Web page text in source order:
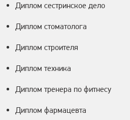
Диплом сестринское дело
Диплом стоматолога
Диплом строителя
Диплом техника
Диплом тренера по фитнесу
Диплом фармацевта